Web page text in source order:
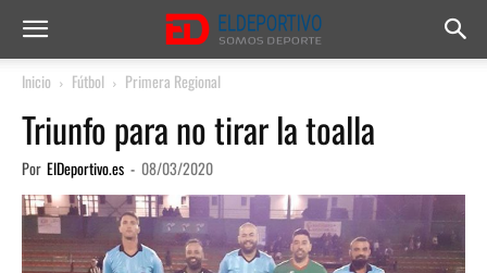
Inicio Fútbol Primera Regional
Triunfo para no tirar la toalla
Por ElDeportivo.es - 08/03/2020